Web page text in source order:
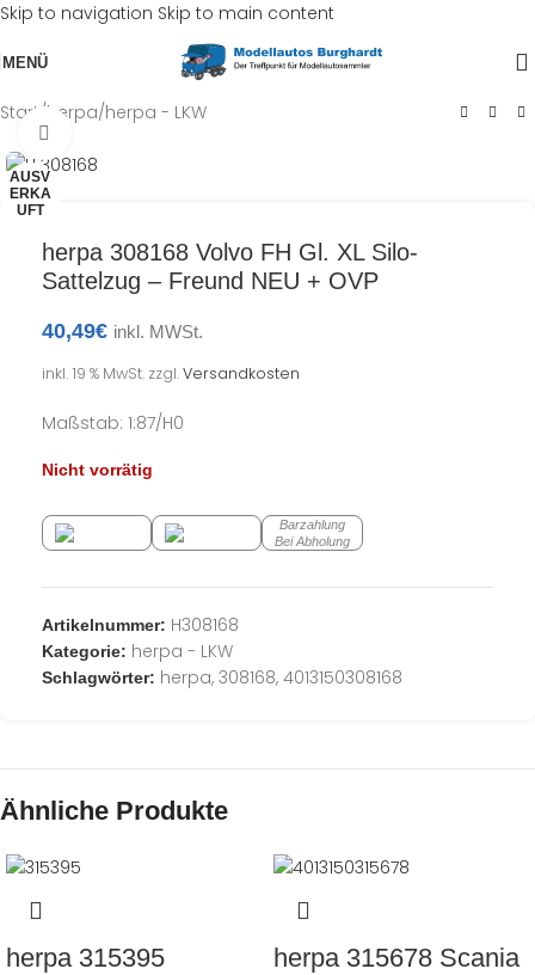
Skip to navigation Skip to main content
MENÜ
Start /herpa/herpa - LKW
AUSV
ERKA
UFT
herpa 308168 Volvo FH Gl. XL Silo-
Sattelzug – Freund NEU + OVP
40,49€ inkl. MWSt.
inkl. 19 % MwSt. zzgl.Versandkosten
Maßstab: 1:87/H0
Nicht vorrätig
Barzahlung
Bei Abholung
Artikelnummer: H308168
Kategorie: herpa - LKW
Schlagwörter: herpa, 308168, 4013150308168
Ähnliche Produkte
herpa 315395
herpa 315678 Scania